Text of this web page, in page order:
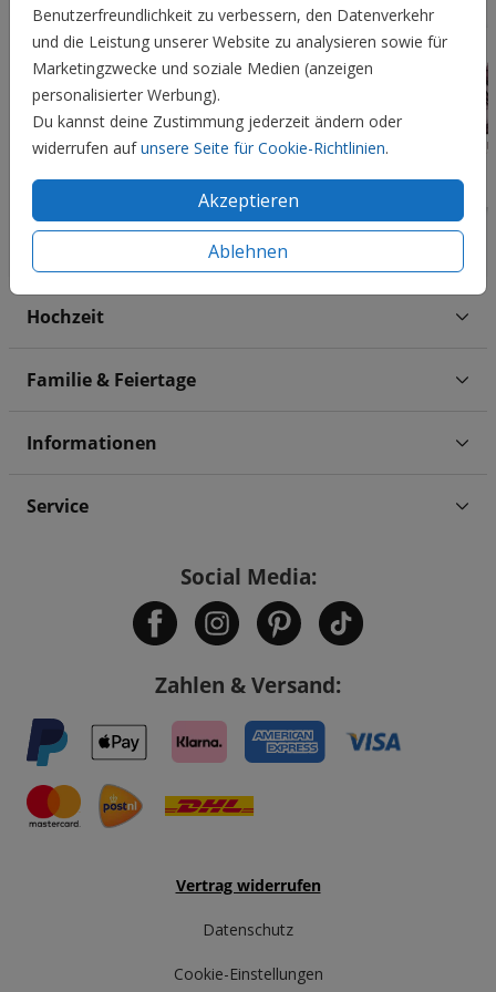
Benutzerfreundlichkeit zu verbessern, den Datenverkehr
und die Leistung unserer Website zu analysieren sowie für
Marketingzwecke und soziale Medien (anzeigen
personalisierter Werbung).
Du kannst deine Zustimmung jederzeit ändern oder
widerrufen aufunsere Seite für Cookie-Richtlinien.
Akzeptieren
Ablehnen
Hochzeit
Familie & Feiertage
Informationen
Service
Social Media:
Zahlen & Versand:
Vertrag widerrufen
Datenschutz
Cookie-Einstellungen